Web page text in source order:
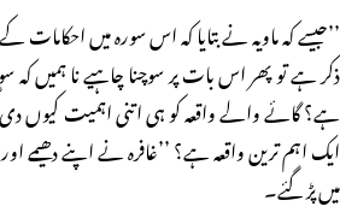
’’جیسے کہ ماویہ نے بتایا کہ اس سورہ میں
ذکر ہے تو پھر اس بات پر سوچنا چاہیے نا ہمیں کہ
ہے؟ گائے والے واقعہ کو ہی اتنی اہمیت کیوں
ایک اہم ترین واقعہ ہے؟ ’’غافرہ نے اپنے دھیمے
میں پڑ گئے۔